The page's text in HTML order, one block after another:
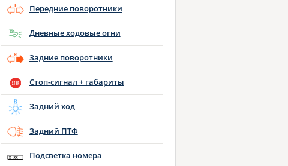
Передние поворотники
Дневные ходовые огни
Задние поворотники
Стоп-сигнал + габариты
Задний ход
Задний ПТФ
Подсветка номера